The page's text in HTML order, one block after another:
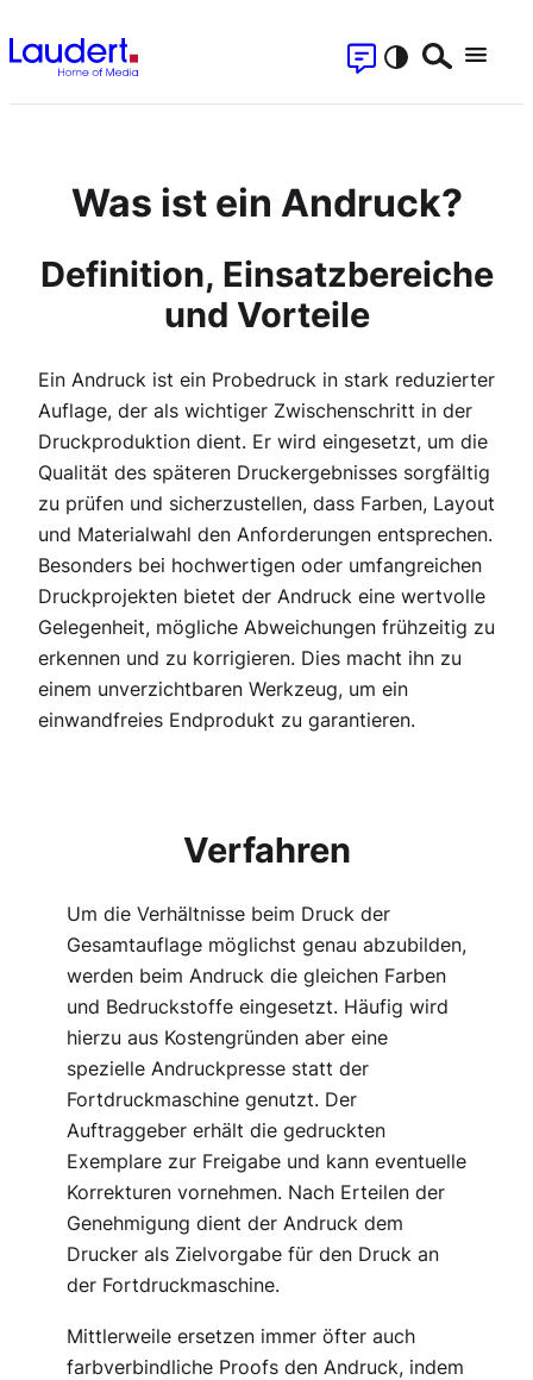
Inhalt
Kontakt
Was ist ein Andruck?
Definition, Einsatzbereiche
und Vorteile
Ein Andruck ist ein Probedruck in stark reduzierter
Auflage, der als wichtiger Zwischenschritt in der
Druckproduktion dient. Er wird eingesetzt, um die
Qualität des späteren Druckergebnisses sorgfältig
zu prüfen und sicherzustellen, dass Farben, Layout
und Materialwahl den Anforderungen entsprechen.
Besonders bei hochwertigen oder umfangreichen
Druckprojekten bietet der Andruck eine wertvolle
Gelegenheit, mögliche Abweichungen frühzeitig zu
erkennen und zu korrigieren. Dies macht ihn zu
einem unverzichtbaren Werkzeug, um ein
einwandfreies Endprodukt zu garantieren.
Verfahren
Um die Verhältnisse beim Druck der
Gesamtauflage möglichst genau abzubilden,
werden beim Andruck die gleichen Farben
und Bedruckstoffe eingesetzt. Häufig wird
hierzu aus Kostengründen aber eine
spezielle Andruckpresse statt der
Fortdruckmaschine genutzt. Der
Auftraggeber erhält die gedruckten
Exemplare zur Freigabe und kann eventuelle
Korrekturen vornehmen. Nach Erteilen der
Genehmigung dient der Andruck dem
Drucker als Zielvorgabe für den Druck an
der Fortdruckmaschine.
Mittlerweile ersetzen immer öfter auch
farbverbindliche Proofs den Andruck, indem